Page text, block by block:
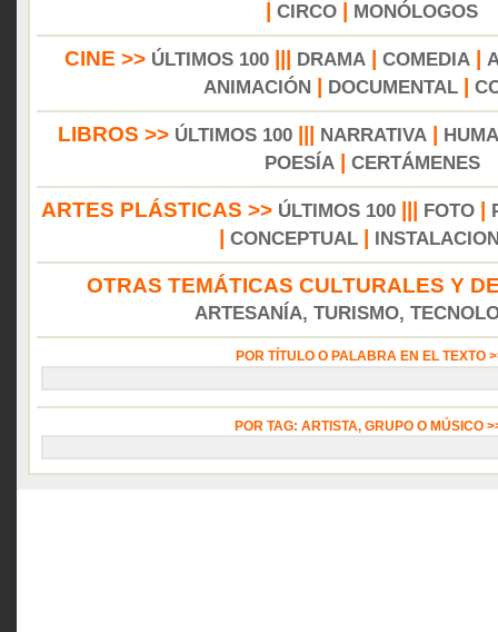
CIRCO MONÓLOGOS
CINE >> ÚLTIMOS 100 DRAMA COMEDIA
ANIMACIÓN
DOCUMENTAL|
LIBROS >> ÚLTIMOS 100 NARRATIVA
POESÍA| CERTÁMENES
ARTES PLÁSTICAS >> ÚLTIMOS 100 FOTO
CONCEPTUAL
OTRAS TEMÁTICAS CULTURALES Y
ARTESANÍA, TURISMO,
POR TÍTULO O PALABRA EN EL TEXTO
POR TAG: ARTISTA, GRUPO O MÚSICO